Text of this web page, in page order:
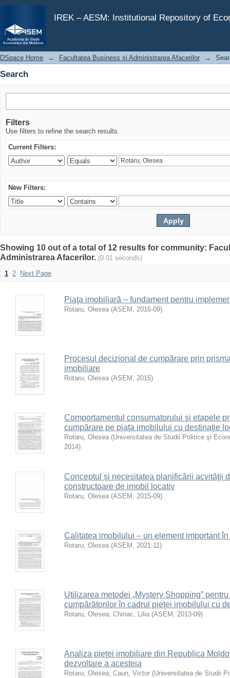
IREK – AESM: Institutional Repository of
Search
DSpace Home → Facultatea Business şi Administrarea Afacerilor →
Search
Filters
Use filters to refine the search results.
Current Filters:
New Filters:
Showing 10 out of a total of 12 results for community:
Administrarea Afacerilor. (0.01 seconds)
1 2 Next Page
Piaţa imobiliară – fundament pentru
Rotaru, Olesea (ASEM , 2016-09)
Procesul decizional de cumpărare prin
imobiliare
Rotaru, Olesea (ASEM , 2015)
Comportamentul consumatorului şi etapele
cumpărare pe piaţa imobilului cu destinaţie
Rotaru, Olesea (Universitatea de Studii Politice şi
2014)
Conceptul şi necesitatea planificării acvităţii
constructoare de imobil locativ
Rotaru, Olesea (ASEM , 2015-09)
Calitatea imobilului – un element important
Rotaru, Olesea (ASEM , 2021-11)
Utilizarea metodei „Mystery Shopping”
cumpărătorilor în cadrul pieţei imobilului cu
Rotaru, Olesea; Chiriac, Lilia (ASEM , 2013-09)
Analiza pieţei imobiliare din Republica
dezvoltare a acesteia
Rotaru, Olesea; Caun, Victor (Universitatea de Studii